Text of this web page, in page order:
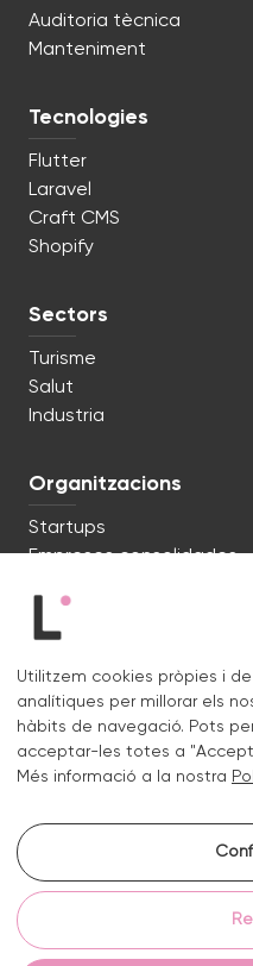
c/ Lluís Muntadas 8,
+34 722 670 621
hello@liquid.cat
Auditoria tècnica
Manteniment
Tecnologies
Flutter
Laravel
Craft CMS
Shopify
Sectors
Turisme
Salut
Industria
Organitzacions
Startups
Empreses consolidades
Utilitzem cookies pròpies i
analítiques per millorar els
hàbits de navegació. Pots
acceptar-les totes a
Més informació a la nostra